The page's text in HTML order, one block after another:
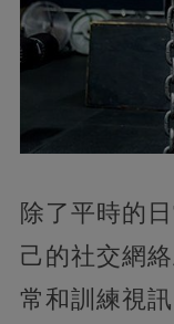
除了平時的
己的社交網
常和訓練視